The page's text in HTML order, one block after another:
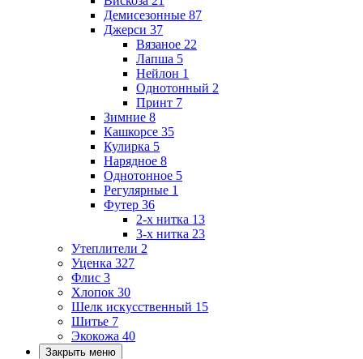
Демисезонные 87
Джерси 37
Вязаное 22
Лапша 5
Нейлон 1
Однотонный 2
Принт 7
Зимние 8
Кашкорсе 35
Кулирка 5
Нарядное 8
Однотонное 5
Регулярные 1
Футер 36
2-х нитка 13
3-х нитка 23
Утеплители 2
Уценка 327
Флис 3
Хлопок 30
Шелк искусственный 15
Шитье 7
Экокожа 40
Закрыть меню